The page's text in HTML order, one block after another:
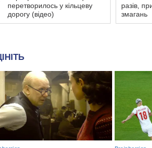
перетворилось у кільцеву
дорогу (відео)
разів,
змагань